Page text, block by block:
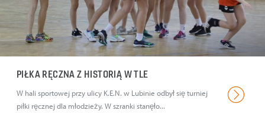
PIŁKA RĘCZNA Z HISTORIĄ W TLE
W hali sportowej przy ulicy K.E.N. w Lubinie odbył się turniej
piłki ręcznej dla młodzieży. W szranki stanęło...